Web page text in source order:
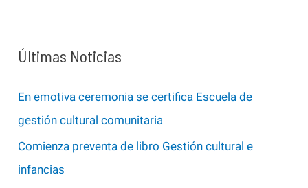
a
p
o
r
:
Últimas Noticias
En emotiva ceremonia se certifica Escuela de
gestión cultural comunitaria
Comienza preventa de libro Gestión cultural e
infancias